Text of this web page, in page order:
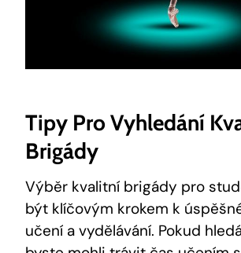
Tipy Pro Vyhledání
Brigády
Výběr kvalitní brigády pro
být klíčovým krokem k
učení a vydělávání. Pokud